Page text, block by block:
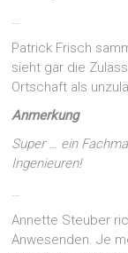
…
Patrick Frisch
sieht gar die
Ortschaft als
Anmerkung
Super … ein
Ingenieuren!
…
Annette Steuber
Anwesenden. Je